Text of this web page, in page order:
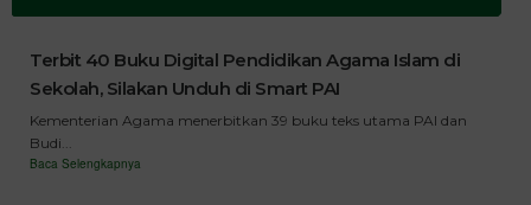
Terbit 40 Buku Digital Pendidikan Agama Islam di
Sekolah, Silakan Unduh di Smart PAI
Kementerian Agama menerbitkan 39 buku teks utama PAI dan
Budi...
Baca Selengkapnya